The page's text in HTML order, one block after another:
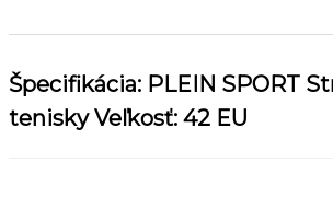
Špecifikácia: PLEIN SPORT
tenisky Veľkosť: 42 EU